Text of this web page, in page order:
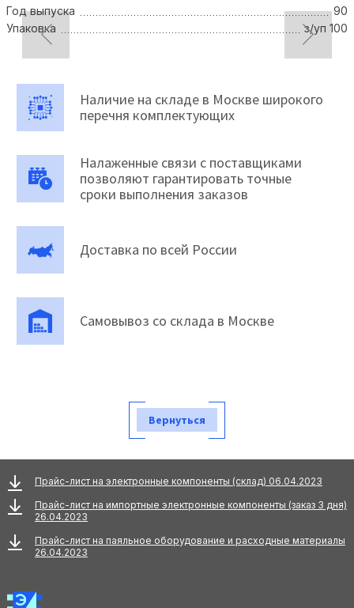
Год выпуска
90
Упаковка
з/уп 100
Наличие на складе в Москве широкого
перечня комплектующих
Налаженные связи с поставщиками
позволяют гарантировать точные
сроки выполнения заказов
Доставка по всей России
Самовывоз со склада в Москве
Вернуться
Прайс-лист на электронные компоненты (склад) 06.04.2023
Прайс-лист на импортные электронные компоненты (заказ 3 дня)
26.04.2023
Прайс-лист на паяльное оборудование и расходные материалы
26.04.2023